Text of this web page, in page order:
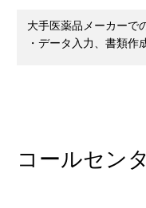
大手医薬品メーカーで
・データ入力、書類作
コールセン